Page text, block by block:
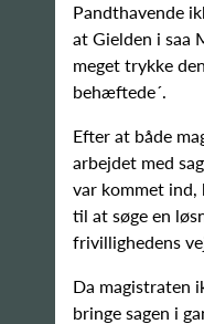
Pandthavende
at Gielden i saa
meget trykke
behæftede´.
Efter at både
arbejdet med
var kommet ind,
til at søge en
frivillighedens
Da magistraten
bringe sagen i